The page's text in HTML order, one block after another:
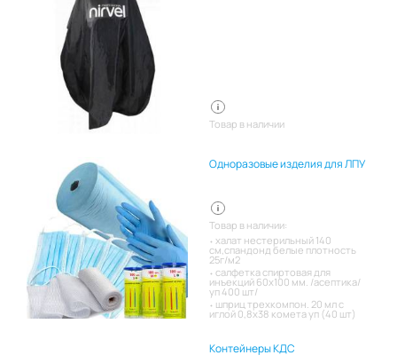
Товар в наличии
Одноразовые изделия для ЛПУ
Товар в наличии:
халат нестерильный 140
см,спандонд белые плотность
25г/м2
салфетка спиртовая для
инъекций 60х100 мм. /асептика/
уп 400 шт/
шприц трехкомпон. 20 мл с
иглой 0,8х38 комета уп (40 шт)
Контейнеры КДС